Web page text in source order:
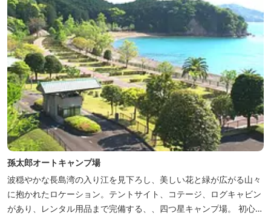
孫太郎オートキャンプ場
波穏やかな長島湾の入り江を見下ろし、美しい花と緑が広がる山々
に抱かれたロケーション。テントサイト、コテージ、ログキャビン
があり、レンタル用品まで完備する、、四つ星キャンプ場。 初心者